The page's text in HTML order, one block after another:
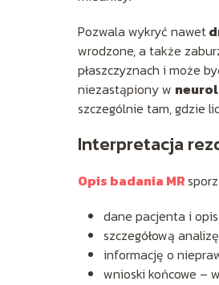
Pozwala wykryć nawet
wrodzone, a także
płaszczyznach i może
niezastąpiony w
szczególnie tam, gdzie
Interpretacja
Opis badania MR
dane pacjenta i
szczegółową
informację o
wnioski końcowe –